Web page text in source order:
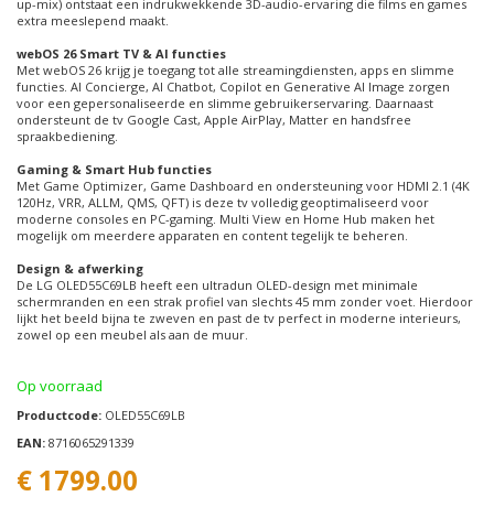
up-mix) ontstaat een indrukwekkende 3D-audio-ervaring die films en games
extra meeslepend maakt.
webOS 26 Smart TV & AI functies
Met webOS 26 krijg je toegang tot alle streamingdiensten, apps en slimme
functies. AI Concierge, AI Chatbot, Copilot en Generative AI Image zorgen
voor een gepersonaliseerde en slimme gebruikerservaring. Daarnaast
ondersteunt de tv Google Cast, Apple AirPlay, Matter en handsfree
spraakbediening.
Gaming & Smart Hub functies
Met Game Optimizer, Game Dashboard en ondersteuning voor HDMI 2.1 (4K
120Hz, VRR, ALLM, QMS, QFT) is deze tv volledig geoptimaliseerd voor
moderne consoles en PC-gaming. Multi View en Home Hub maken het
mogelijk om meerdere apparaten en content tegelijk te beheren.
Design & afwerking
De LG OLED55C69LB heeft een ultradun OLED-design met minimale
schermranden en een strak profiel van slechts 45 mm zonder voet. Hierdoor
lijkt het beeld bijna te zweven en past de tv perfect in moderne interieurs,
zowel op een meubel als aan de muur.
Op voorraad
Productcode: OLED55C69LB
EAN: 8716065291339
€ 1799.00